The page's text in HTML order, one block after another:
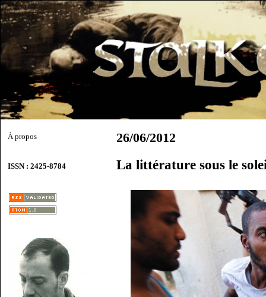
À propos
ISSN : 2425-8784
26/06/2012
La littérature sous le